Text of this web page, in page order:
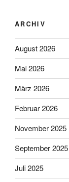
ARCHIV
August 2026
Mai 2026
März 2026
Februar 2026
November 2025
September 2025
Juli 2025